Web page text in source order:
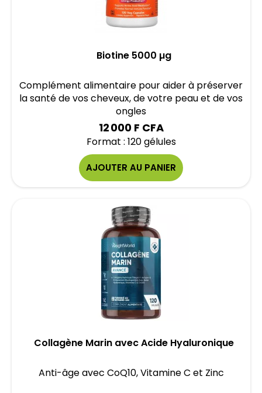
Biotine 5000 µg
Complément alimentaire pour aider à préserver
la santé de vos cheveux, de votre peau et de vos
ongles
12 000 F CFA
Format : 120 gélules
AJOUTER AU PANIER
Collagène Marin avec Acide Hyaluronique
Anti-âge avec CoQ10, Vitamine C et Zinc